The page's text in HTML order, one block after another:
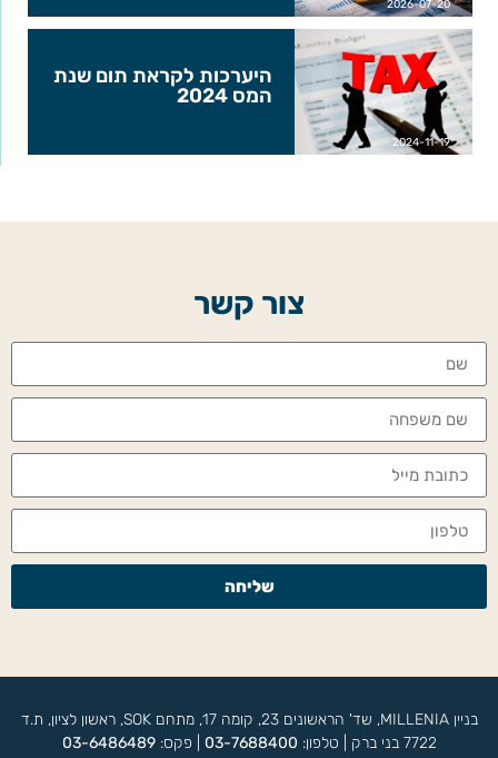
2026-07-20
היערכות לקראת תום שנת
המס 2024
2024-11-19
צור קשר
שליחה
בניין MILLENIA, שד' הראשונים 23, קומה 17, מתחם SOK, ראשון לציון, ת.ד
7722 בני ברק | טלפון:
03-7688400 | פקס:03-6486489